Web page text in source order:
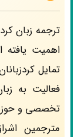
ترجمه زبان
اهمیت
تمایل
فعالیت به
تخصصی و
مترجمین